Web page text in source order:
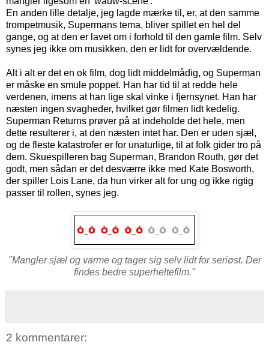
En anden lille detalje, jeg lagde mærke til, er, at den samme
trompetmusik, Supermans tema, bliver spillet en hel del
gange, og at den er lavet om i forhold til den gamle film. Selv
synes jeg ikke om musikken, den er lidt for overvældende.
Alt i alt er det en ok film, dog lidt middelmådig, og Superman
er måske en smule poppet. Han har tid til at redde hele
verdenen, imens at han lige skal vinke i fjernsynet. Han har
næsten ingen svagheder, hvilket gør filmen lidt kedelig.
Superman Returns prøver på at indeholde det hele, men
dette resulterer i, at den næsten intet har. Den er uden sjæl,
og de fleste katastrofer er for unaturlige, til at folk gider tro på
dem. Skuespilleren bag Superman, Brandon Routh, gør det
godt, men sådan er det desværre ikke med Kate Bosworth,
der spiller Lois Lane, da hun virker alt for ung og ikke rigtig
passer til rollen, synes jeg.
"Mangler sjæl og varme og tager sig selv lidt for seriøst. Der
findes bedre superheltefilm."
2 kommentarer: